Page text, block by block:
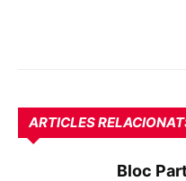
ARTICLES
Bloc